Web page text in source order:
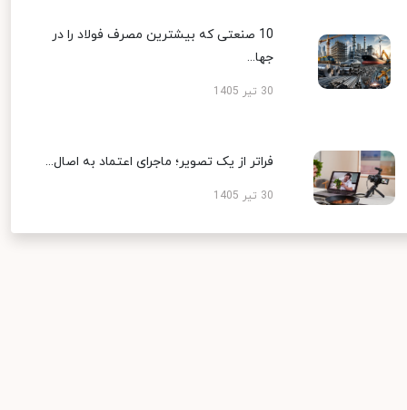
10 صنعتی که بیشترین مصرف فولاد را در
جها...
30 تیر 1405
فراتر از یک تصویر؛ ماجرای اعتماد به اصال...
30 تیر 1405